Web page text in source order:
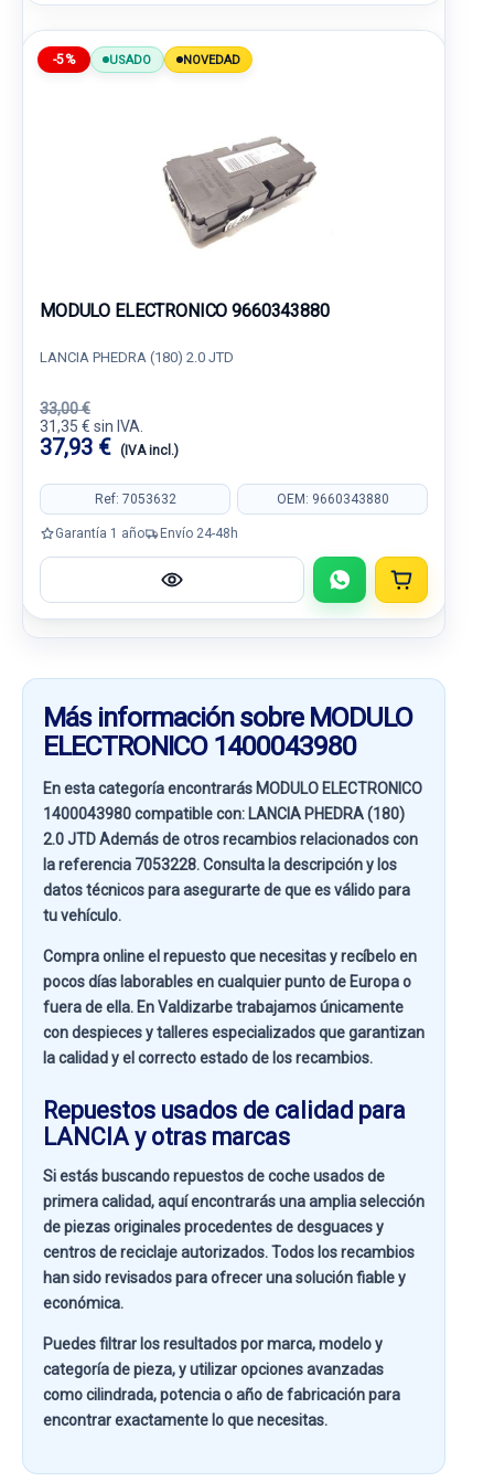
-5% USADO NOVEDAD
MODULO ELECTRONICO 9660343880
LANCIA PHEDRA (180) 2.0 JTD
33,00 €
31,35 € sin IVA.
37,93 € (IVA incl.)
Ref: 7053632 OEM: 9660343880
Garantía 1 año Envío 24-48h
Más información sobre MODULO
ELECTRONICO 1400043980
En esta categoría encontrarás MODULO ELECTRONICO
1400043980 compatible con: LANCIA PHEDRA (180)
2.0 JTDAdemás de otros recambios relacionados con
la referencia 7053228. Consulta la descripción y los
datos técnicos para asegurarte de que es válido para
tu vehículo.
Compra online el repuesto que necesitas y recíbelo en
pocos días laborables en cualquier punto de Europa o
fuera de ella. EnValdizarbetrabajamos únicamente
con despieces y talleres especializados que garantizan
la calidad y el correcto estado de los recambios.
Repuestos usados de calidad para
LANCIA y otras marcas
Si estás buscandorepuestos de coche usados de
primera calidad, aquí encontrarás una amplia selección
de piezas originales procedentes de desguaces y
centros de reciclaje autorizados. Todos los recambios
han sido revisados para ofrecer una solución fiable y
económica.
Puedes filtrar los resultados pormarca, modelo y
categoría de pieza, y utilizar opciones avanzadas
comocilindrada, potencia o año de fabricaciónpara
encontrar exactamente lo que necesitas.